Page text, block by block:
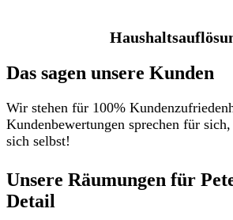
Das sagen unsere Kunden
Wir stehen für 100%
Kundenbewertungen sprechen für
sich selbst!
Unsere Räumungen für
Detail​